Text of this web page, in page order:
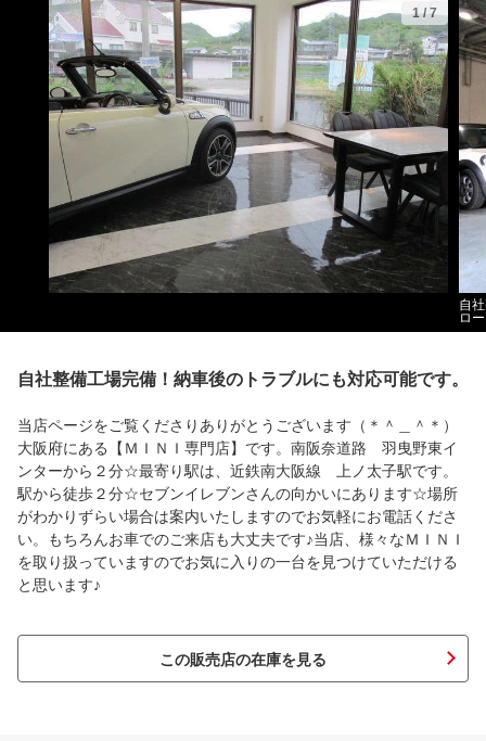
1/7
自
ロ
自社整備工場完備！納車後のトラブルにも対応可能です。
当店ページをご覧くださりありがとうございます（＊＾＿＾＊）
大阪府にある【ＭＩＮＩ専門店】です。南阪奈道路 羽曳野東イ
ンターから２分☆最寄り駅は、近鉄南大阪線 上ノ太子駅です。
駅から徒歩２分☆セブンイレブンさんの向かいにあります☆場所
がわかりずらい場合は案内いたしますのでお気軽にお電話くださ
い。もちろんお車でのご来店も大丈夫です♪当店、様々なＭＩＮＩ
を取り扱っていますのでお気に入りの一台を見つけていただける
と思います♪
この販売店の在庫を見る